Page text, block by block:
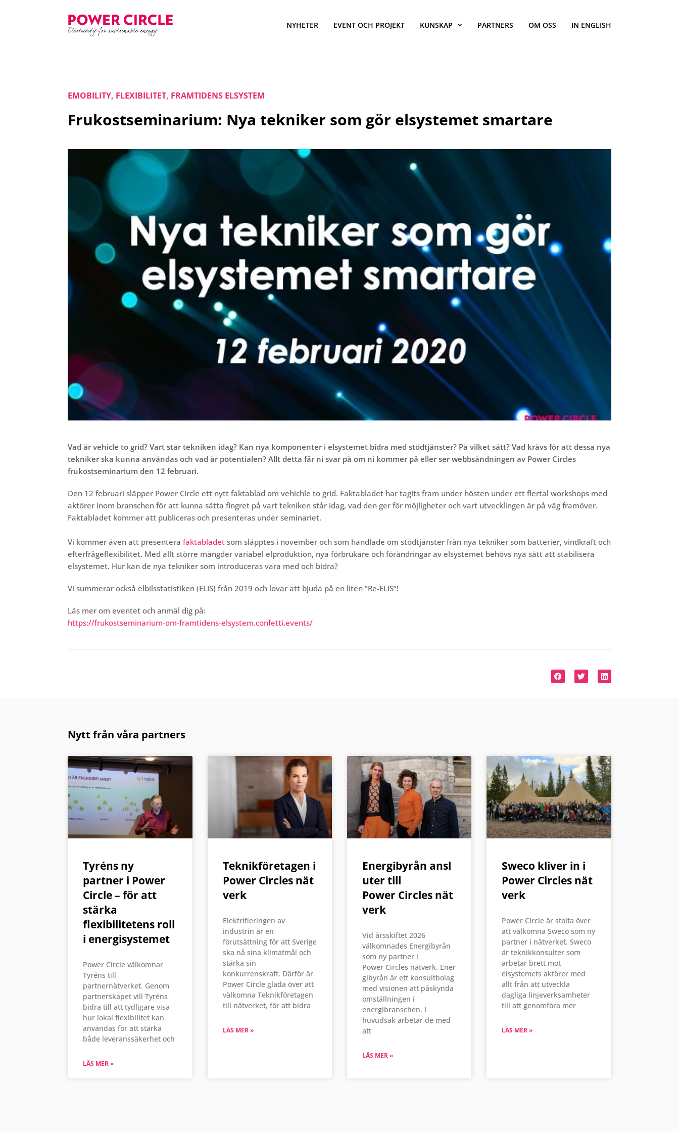
NYHETER EVENT OCH PROJEKT KUNSKAP PARTNERS OM OSS IN ENGLISH
EMOBILITY, FLEXIBILITET, FRAMTIDENS ELSYSTEM
Frukostseminarium: Nya tekniker som gör elsystemet smartare
Vad är vehicle to grid? Vart står tekniken idag? Kan nya komponenter i elsystemet bidra med stödtjänster? På vilket sätt? Vad krävs för att dessa nya
tekniker ska kunna användas och vad är potentialen? Allt detta får ni svar på om ni kommer på eller ser webbsändningen av Power Circles
frukostseminarium den 12 februari.
Den 12 februari släpper Power Circle ett nytt faktablad om vehichle to grid. Faktabladet har tagits fram under hösten under ett flertal workshops med
aktörer inom branschen för att kunna sätta fingret på vart tekniken står idag, vad den ger för möjligheter och vart utvecklingen är på väg framöver.
Faktabladet kommer att publiceras och presenteras under seminariet.
Vi kommer även att presenterafaktabladet som släpptes i november och som handlade om stödtjänster från nya tekniker som batterier, vindkraft och
efterfrågeflexibilitet. Med allt större mängder variabel elproduktion, nya förbrukare och förändringar av elsystemet behövs nya sätt att stabilisera
elsystemet. Hur kan de nya tekniker som introduceras vara med och bidra?
Vi summerar också elbilsstatistiken (ELIS) från 2019 och lovar att bjuda på en liten ”Re-ELIS”!
Läs mer om eventet och anmäl dig på:
https://frukostseminarium-om-framtidens-elsystem.confetti.events/
Nytt från våra partners
Tyréns ny
partner i Power
Circle – för att
stärka
flexibilitetens roll
i energisystemet
Power Circle välkomnar
Tyréns till
partnernätverket. Genom
partnerskapet vill Tyréns
bidra till att tydligare visa
hur lokal flexibilitet kan
användas för att stärka
både leveranssäkerhet och
LÄS MER »
Teknikföretagen i
Power Circles nät
verk
Elektrifieringen av
industrin är en
förutsättning för att Sverige
ska nå sina klimatmål och
stärka sin
konkurrenskraft. Därför är
Power Circle glada över att
välkomna Teknikföretagen
till nätverket, för att bidra
LÄS MER »
Energibyrån ansl
uter till
Power Circles nät
verk
Vid årsskiftet 2026
välkomnades Energibyrån
som ny partner i
Power Circles nätverk. Ener
gibyrån är ett konsultbolag
med visionen att påskynda
omställningen i
energibranschen. I
huvudsak arbetar de med
att
LÄS MER »
Sweco kliver in i
Power Circles nät
verk
Power Circle är stolta över
att välkomna Sweco som ny
partner i nätverket. Sweco
är teknikkonsulter som
arbetar brett mot
elsystemets aktörer med
allt från att utveckla
dagliga linjeverksamheter
till att genomföra mer
LÄS MER »